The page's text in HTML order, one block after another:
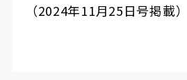
（2024年11月25日号掲載）